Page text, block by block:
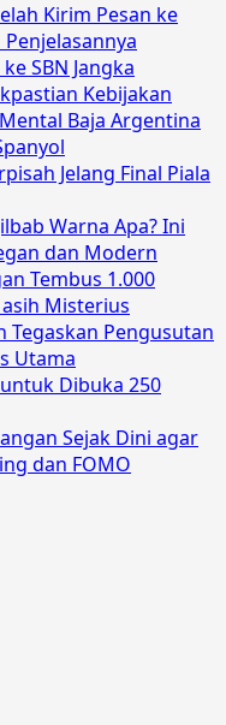
Kirim Pesan ke
SBN Jangka
Kebijakan
Baja Argentina
Jelang Final Piala
Warna Apa? Ini
dan Modern
Tembus 1.000
Misterius
Tegaskan Pengusutan
Utama
Dibuka 250
Sejak Dini agar
dan FOMO